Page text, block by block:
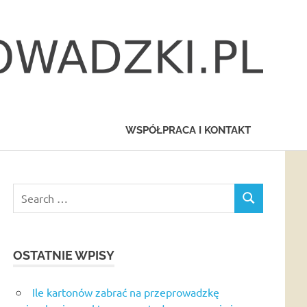
WSPÓŁPRACA I KONTAKT
SEARCH
OSTATNIE WPISY
Ile kartonów zabrać na przeprowadzkę